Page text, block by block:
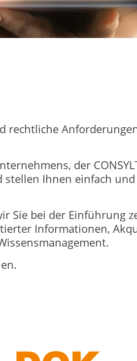
rechtliche
der
Ihnen einfach
Sie bei der Einführung
Informationen,